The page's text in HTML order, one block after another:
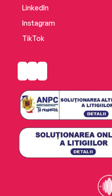
LinkedIn
Instagram
TikTok